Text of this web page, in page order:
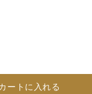
ートに入れる